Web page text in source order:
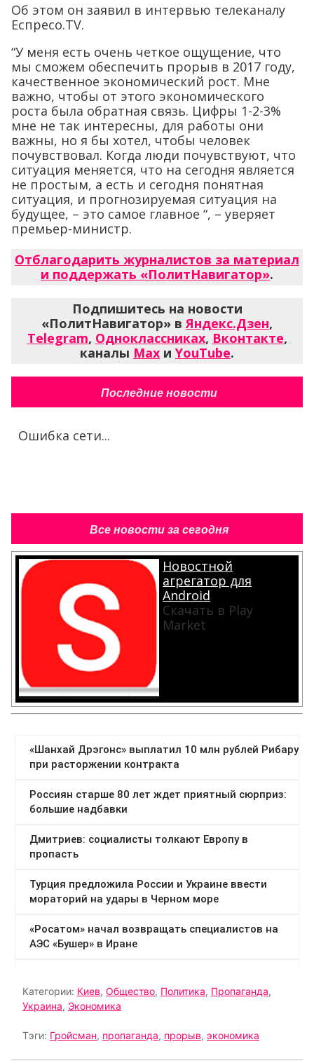
Об этом он заявил в интервью телеканалу
Eспресо.TV.
“У меня есть очень четкое ощущение, что
мы сможем обеспечить прорыв в 2017 году,
качественное экономический рост. Мне
важно, чтобы от этого экономического
роста была обратная связь. Цифры 1-2-3%
мне не так интересны, для работы они
важны, но я бы хотел, чтобы человек
почувствовал. Когда люди почувствуют, что
ситуация меняется, что на сегодня является
не простым, а есть и сегодня понятная
ситуация, и прогнозируемая ситуация на
будущее, – это самое главное “, – уверяет
премьер-министр.
Отблагодарить журналистов за материал
и поддержать «ПолитНавигатор».
Подпишитесь на новости
«ПолитНавигатор» вЯндекс.Дзен,
Telegram, Одноклассниках, Вконтакте,
каналы Max и YouTube.
Последние новости
Ошибка сети...
Все новости за сегодня
Новостной
агрегатор для
Android
Скачать в Play
Market
Категории: Киев, Общество, Политика, Пропаганда,
Украина, Экономика
Тэги: Гройсман, пропаганда, прорыв, экономика